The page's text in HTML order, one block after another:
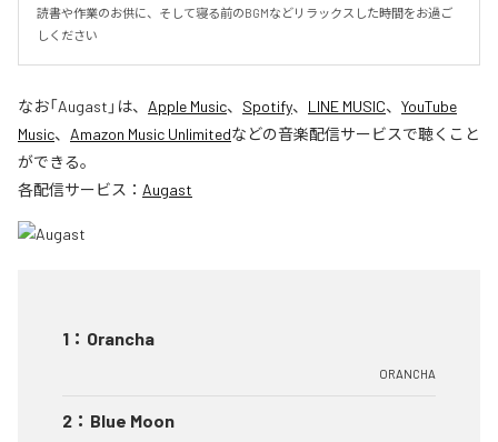
読書や作業のお供に、そして寝る前のBGMなどリラックスした時間をお過ご
しください
なお「Augast 」は、 Apple Music、 Spotify、 LINE MUSIC、 YouTube
Music、 Amazon Music Unlimitedなどの音楽配信サービスで聴くこと
ができる。
各配信サービス： Augast
1 ： Orancha
ORANCHA
2 ： Blue Moon